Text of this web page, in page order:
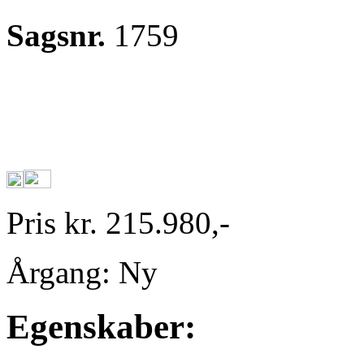
Sagsnr. 1759
Pris kr. 215.980,-
Årgang: Ny
Egenskaber: